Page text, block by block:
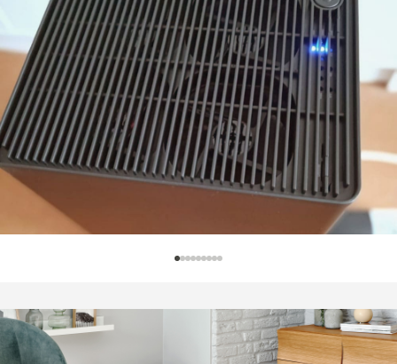
первого промывания фильтра я ахринела от черноты
воды и поняла, что этот очиститель реально работу свою
выполняет по полной. Мою проблему решает, могу
советовать.